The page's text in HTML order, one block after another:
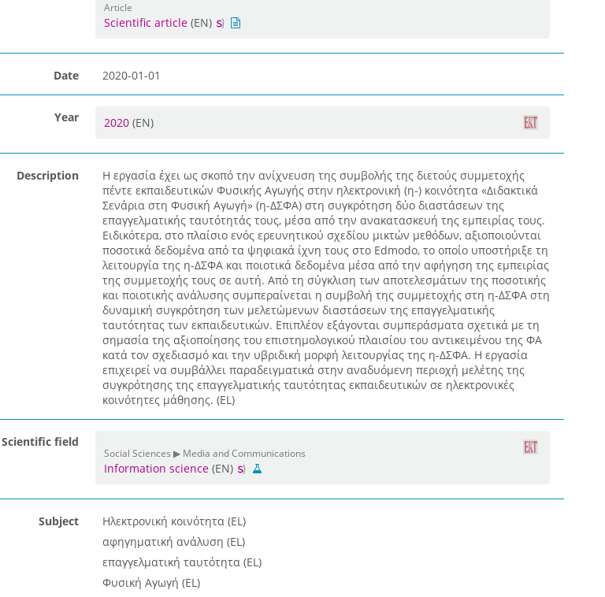
Article
Scientific article(EN)
Date 2020-01-01
Year 2020 (EN)
Description
Η εργασία έχει ως σκοπό την ανίχνευση της συμβολής της διετούς συμμετοχής
πέντε εκπαιδευτικών Φυσικής Αγωγής στην ηλεκτρονική (η-) κοινότητα «Διδακτικά
Σενάρια στη Φυσική Αγωγή» (η-ΔΣΦΑ) στη συγκρότηση δύο διαστάσεων της
επαγγελματικής ταυτότητάς τους, μέσα από την ανακατασκευή της εμπειρίας τους.
Ειδικότερα, στο πλαίσιο ενός ερευνητικού σχεδίου μικτών μεθόδων, αξιοποιούνται
ποσοτικά δεδομένα από τα ψηφιακά ίχνη τους στο Edmodo, το οποίο υποστήριξε τη
λειτουργία της η-ΔΣΦΑ και ποιοτικά δεδομένα μέσα από την αφήγηση της εμπειρίας
της συμμετοχής τους σε αυτή. Από τη σύγκλιση των αποτελεσμάτων της ποσοτικής
και ποιοτικής ανάλυσης συμπεραίνεται η συμβολή της συμμετοχής στη η-ΔΣΦΑ στη
δυναμική συγκρότηση των μελετώμενων διαστάσεων της επαγγελματικής
ταυτότητας των εκπαιδευτικών. Επιπλέον εξάγονται συμπεράσματα σχετικά με τη
σημασία της αξιοποίησης του επιστημολογικού πλαισίου του αντικειμένου της ΦΑ
κατά τον σχεδιασμό και την υβριδική μορφή λειτουργίας της η-ΔΣΦΑ. Η εργασία
επιχειρεί να συμβάλλει παραδειγματικά στην αναδυόμενη περιοχή μελέτης της
συγκρότησης της επαγγελματικής ταυτότητας εκπαιδευτικών σε ηλεκτρονικές
κοινότητες μάθησης. (EL)
Scientific field
Social Sciences ▶ Media and Communications
Information science(EN)
Subject
Ηλεκτρονική κοινότητα (EL)
αφηγηματική ανάλυση (EL)
επαγγελματική ταυτότητα (EL)
Φυσική Αγωγή (EL)